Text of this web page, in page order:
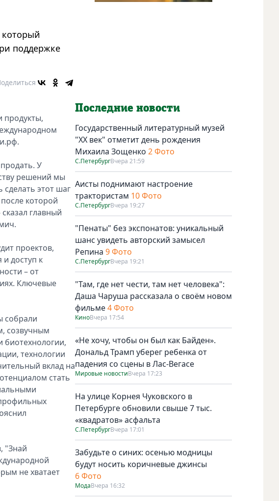
который
поддержке
продукты,
У
решений мы
этот шаг
которой
главный
проектов,
доступ к
– от
Ключевые
собрали
созвучным
биотехнологии,
технологии
вклад на
стать
"Знай
не хватает
Последние новости
Государственный литературный музей
"ХХ век" отметит день рождения
Михаила Зощенко 2 Фото
С.ПетербургВчера 21:59
Аисты поднимают настроение
трактористам 10 Фото
С.ПетербургВчера 19:27
"Пенаты" без экспонатов: уникальный
шанс увидеть авторский замысел
Репина 9 Фото
С.ПетербургВчера 19:21
"Там, где нет чести, там нет человека":
Даша Чаруша рассказала о своём новом
фильме4 Фото
КиноВчера 17:54
«Не хочу, чтобы он был как Байден».
Дональд Трамп уберег ребенка от
падения со сцены в Лас-Вегасе
Мировые новостиВчера 17:23
На улице Корнея Чуковского в
Петербурге обновили свыше 7 тыс.
«квадратов» асфальта
С.ПетербургВчера 17:01
Забудьте о синих: осенью модницы
будут носить коричневые джинсы
6 Фото
МодаВчера 16:32